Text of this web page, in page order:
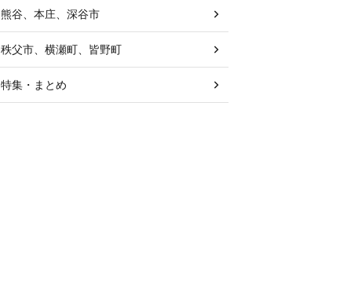
熊谷、本庄、深谷市
秩父市、横瀬町、皆野町
特集・まとめ